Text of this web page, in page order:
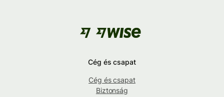
Cég és csapat
Cég és csapat
Biztonság